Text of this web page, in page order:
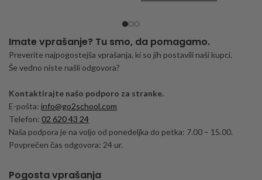
Imate vprašanje? Tu smo, da pomagamo.
Preverite najpogostejša vprašanja, ki so jih postavili naši kupci.
Še vedno niste našli odgovora?
Kontaktirajte našo podporo za stranke.
E-pošta: info@go2school.com
Telefon: 02 620 43 24
Naša podpora je na voljo od ponedeljka do petka: 7.00 – 15.00.
Povprečen čas odgovora: 24 ur.
Pogosta vprašanja